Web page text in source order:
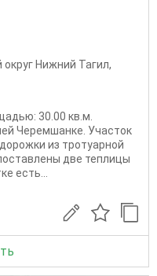
округ Нижний Тагил,
30.00 кв.м.
Черемшанке. Участок
из тротуарной
две теплицы
есть...